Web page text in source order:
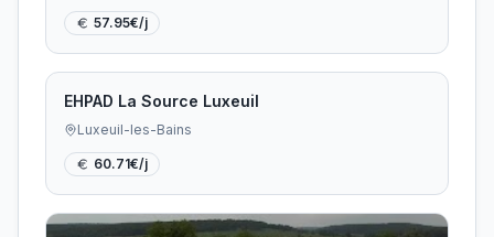
57.95€/j
EHPAD La Source Luxeuil
Luxeuil-les-Bains
60.71€/j